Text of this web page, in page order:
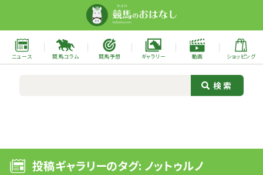
ニュース 競馬コラム 競馬予想 ギャラリー 動画 ショッピング
投稿ギャラリーのタグ: ノットゥルノ